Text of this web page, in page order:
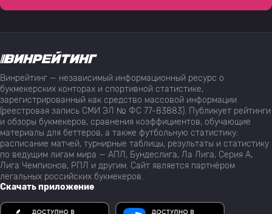
Винрейтинг — независимый информационный ресурс о
букмекерских конторах и спортивной статистике,
зарегистрированный как средство массовой информации
(реестровая запись СМИ ЭЛ № ФС 77-83883). Публикует рейтинги
и обзоры букмекеров, сравнения коэффициентов, обучающие
материалы для беттеров, а также футбольную статистику:
расписание матчей, турнирные таблицы, результаты и статистику
по ведущим лигам мира — АПЛ, Бундеслига, Ла Лига, Серия А,
Лига Чемпионов, РПЛ и другим. Сайт является партнёром
легальных российских букмекеров.
Скачать приложение